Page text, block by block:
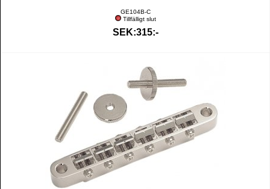
GE104B-C
Tillfälligt slut
SEK:315:-